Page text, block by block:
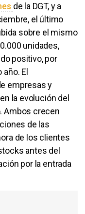
de la DGT, y a
el último
sobre el mismo
unidades,
positivo, por
El
empresas y
la evolución del
Ambos crecen
de las
de los clientes
antes del
por la entrada